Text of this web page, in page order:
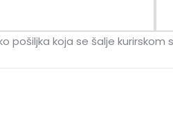
pošiljka koja se šalje